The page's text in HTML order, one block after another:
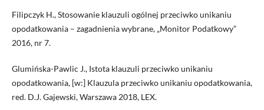
Filipczyk H., Stosowanie klauzuli ogólnej przeciwko unikaniu
opodatkowania – zagadnienia wybrane, „Monitor Podatkowy”
2016, nr 7.
Glumińska-Pawlic J., Istota klauzuli przeciwko unikaniu
opodatkowania, [w:] Klauzula przeciwko unikaniu opodatkowania,
red. D.J. Gajewski, Warszawa 2018, LEX.